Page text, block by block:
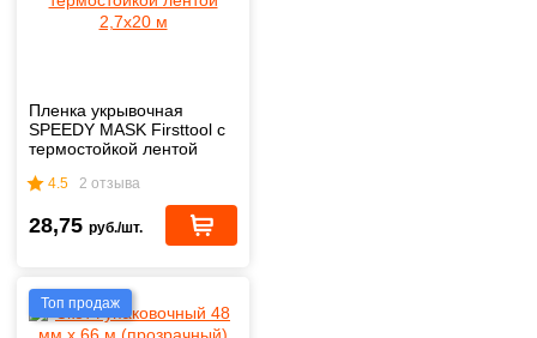
Пленка укрывочная
SPEEDY MASK Firsttool с
термостойкой лентой
4.5 2 отзыва
28,75 руб./шт.
Топ продаж